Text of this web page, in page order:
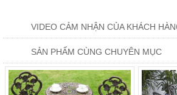
VIDEO CẢM NHẬN CỦA KHÁCH
SẢN PHẨM CÙNG CHUYÊN MỤC